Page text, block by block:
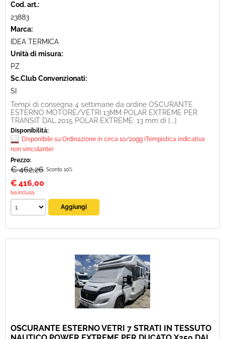
Cod. art.:
23883
Marca:
IDEA TERMICA
Unità di misura:
PZ
Sc.Club Convenzionati:
SI
Tempi di consegna 4 settimane da ordine OSCURANTE
ESTERNO MOTORE/VETRI 13MM POLAR EXTREME PER
TRANSIT DAL 2015 POLAR EXTREME: 13 mm di [...]
Disponibilità:
Disponibile su Ordinazione in circa 10/20gg (Tempistica indicativa
non vincolante)
Prezzo:
€ 462,26 Sconto 10%
€ 416,00
Iva inclusa
OSCURANTE ESTERNO VETRI 7 STRATI IN TESSUTO